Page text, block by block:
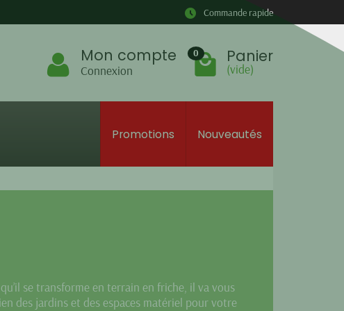
Commande rapide
Mon compte
Connexion
0 Panier
(vide)
Promotions Nouveautés
se transforme en terrain en friche, il va vous
des jardins et des espaces matériel pour votre